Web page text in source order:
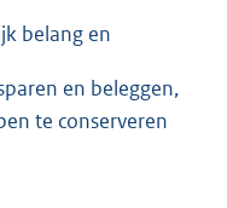
belang en
en beleggen,
te conserveren